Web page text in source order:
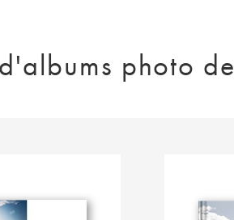
photo de